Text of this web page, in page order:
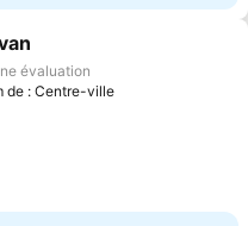
à mes favoris
évaluation
de : Centre-ville